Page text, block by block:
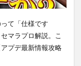
て「仕様です
マラプロ解説。こ
プデ最新情報攻略